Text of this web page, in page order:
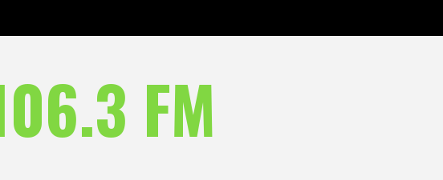
FM